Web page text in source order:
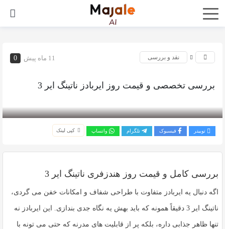
11 ماه پیش 0 نقد و بررسی
بررسی تخصصی و قیمت روز ایربادز ناتینگ ایر 3
توییتر فیسبوک تلگرام واتساپ کپی لینک
بررسی کامل و قیمت روز هندزفری ناتینگ ایر 3
اگه دنبال یه ایربادز متفاوت با طراحی شفاف و امکانات خفن می گردی،
ناتینگ ایر 3 دقیقاً همونه که باید بهش یه نگاه جدی بندازی. این ایربادز نه
تنها ظاهر جذابی داره، بلکه پر از قابلیت های مدرنه که حتی می تونه با